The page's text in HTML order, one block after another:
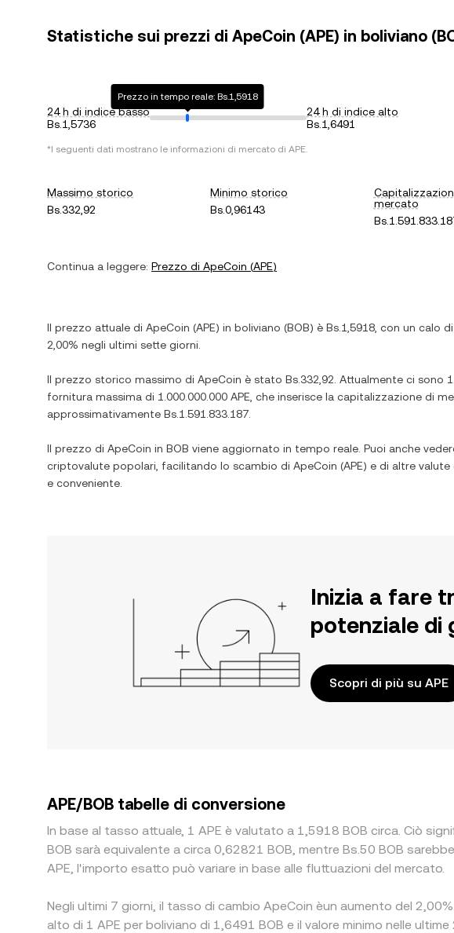
Statistiche sui prezzi di ApeCoin (APE) in boliviano
24 h di indice basso
Bs.1,5736
Prezzo in tempo reale: Bs.1,5918
24 h di indice alto
Bs.1,6491
*I seguenti dati mostrano le informazioni di mercato di APE.
Massimo storico
Bs.332,92
Minimo storico
Bs.0,96143
mercato
Continua a leggere: Prezzo di ApeCoin (APE)
Il prezzo attuale di ApeCoin (APE) in boliviano (BOB) è Bs.1,5918 , con un calo di
2,00% negli ultimi sette giorni.
Il prezzo storico massimo di ApeCoin è stato Bs.332,92 . Attualmente ci sono
fornitura massima di 1.000.000.000 APE , che inserisce la capitalizzazione di
approssimativamente Bs.1.591.833.187
Il prezzo di ApeCoin in BOB viene aggiornato in tempo reale. Puoi anche
criptovalute popolari, facilitando lo scambio di ApeCoin (APE) e di altre
e conveniente.
Inizia a fare
potenziale di
Scopri di più su APE
APE/BOB tabelle di conversione
In base al tasso attuale, 1 APE è valutato a 1,5918 BOB circa. Ciò
BOB sarà equivalente a circa 0,62821 BOB, mentre Bs.50 BOB
APE, l'importo esatto può variare in base alle fluttuazioni del mercato.
Negli ultimi 7 giorni, il tasso di cambio ApeCoin èun aumento del
alto di 1 APE per boliviano di 1,6491 BOB e il valore minimo nelle